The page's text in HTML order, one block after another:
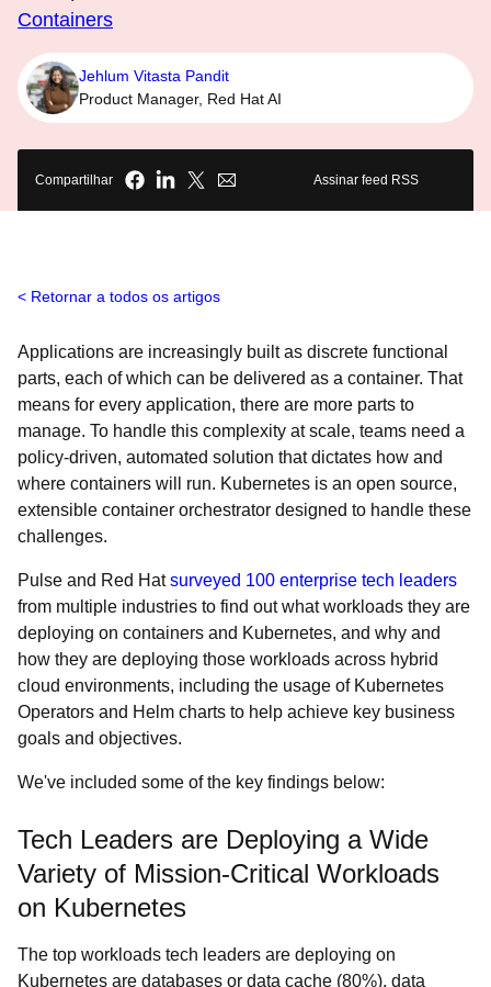
Containers
Jehlum Vitasta Pandit
Product Manager, Red Hat AI
Compartilhar Assinar feed RSS
Retornar a todos os artigos
Applications are increasingly built as discrete functional
parts, each of which can be delivered as a container. That
means for every application, there are more parts to
manage. To handle this complexity at scale, teams need a
policy-driven, automated solution that dictates how and
where containers will run. Kubernetes is an open source,
extensible container orchestrator designed to handle these
challenges.
Pulse and Red Hatsurveyed 100 enterprise tech leaders
from multiple industries to find out what workloads they are
deploying on containers and Kubernetes, and why and
how they are deploying those workloads across hybrid
cloud environments, including the usage of Kubernetes
Operators and Helm charts to help achieve key business
goals and objectives.
We've included some of the key findings below:
Tech Leaders are Deploying a Wide
Variety of Mission-Critical Workloads
on Kubernetes
The top workloads tech leaders are deploying on
Kubernetes are databases or data cache (80%), data